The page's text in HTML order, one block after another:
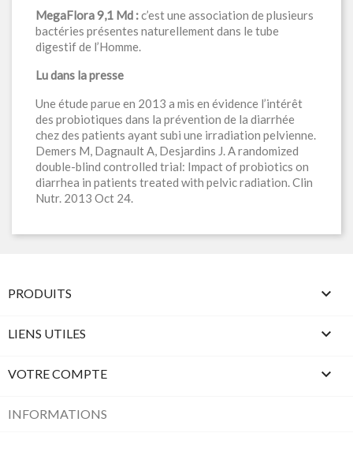
MegaFlora 9,1 Md :c’est une association de plusieurs
bactéries présentes naturellement dans le tube
digestif de l’Homme.
Lu dans la presse
Une étude parue en 2013 a mis en évidence l’intérêt
des probiotiques dans la prévention de la diarrhée
chez des patients ayant subi une irradiation pelvienne.
Demers M, Dagnault A, Desjardins J. A randomized
double-blind controlled trial: Impact of probiotics on
diarrhea in patients treated with pelvic radiation. Clin
Nutr. 2013 Oct 24.
PRODUITS 
LIENS UTILES 
VOTRE COMPTE 
INFORMATIONS